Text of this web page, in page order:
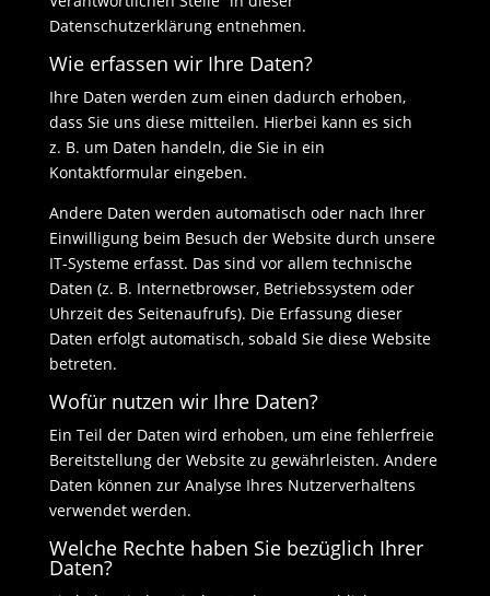
Datenschutzerklärung entnehmen.
Wie erfassen wir Ihre Daten?
Ihre Daten werden zum einen dadurch erhoben,
dass Sie uns diese mitteilen. Hierbei kann es sich
z. B. um Daten handeln, die Sie in ein
Kontaktformular eingeben.
Andere Daten werden automatisch oder nach Ihrer
Einwilligung beim Besuch der Website durch unsere
IT-Systeme erfasst. Das sind vor allem technische
Daten (z. B. Internetbrowser, Betriebssystem oder
Uhrzeit des Seitenaufrufs). Die Erfassung dieser
Daten erfolgt automatisch, sobald Sie diese Website
betreten.
Wofür nutzen wir Ihre Daten?
Ein Teil der Daten wird erhoben, um eine fehlerfreie
Bereitstellung der Website zu gewährleisten. Andere
Daten können zur Analyse Ihres Nutzerverhaltens
verwendet werden.
Welche Rechte haben Sie bezüglich Ihrer
Daten?